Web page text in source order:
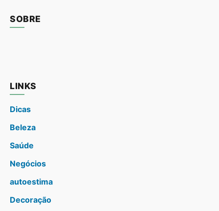
SOBRE
LINKS
Dicas
Beleza
Saúde
Negócios
autoestima
Decoração